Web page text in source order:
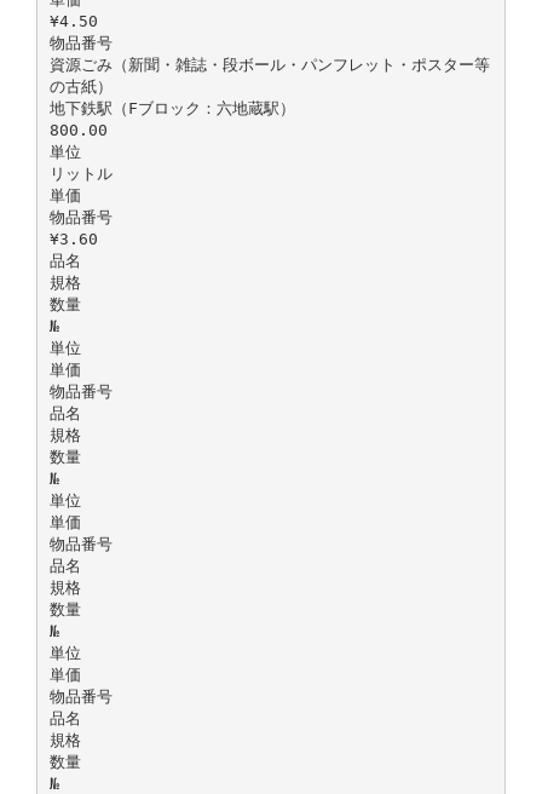
¥4.50
物品番号
資源ごみ（新聞・雑誌・段ボール・パンフレット・ポスター等
の古紙）
地下鉄駅（Fブロック：六地蔵駅）
800.00
単位
リットル
単価
物品番号
¥3.60
品名
規格
数量
№
単位
単価
物品番号
品名
規格
数量
№
単位
単価
物品番号
品名
規格
数量
№
単位
単価
物品番号
品名
規格
数量
№